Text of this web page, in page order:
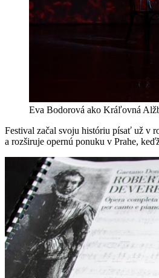
Eva Bodorová ako Kráľovná
Festival začal svoju históriu písať už v
a rozširuje opernú ponuku v Prahe,